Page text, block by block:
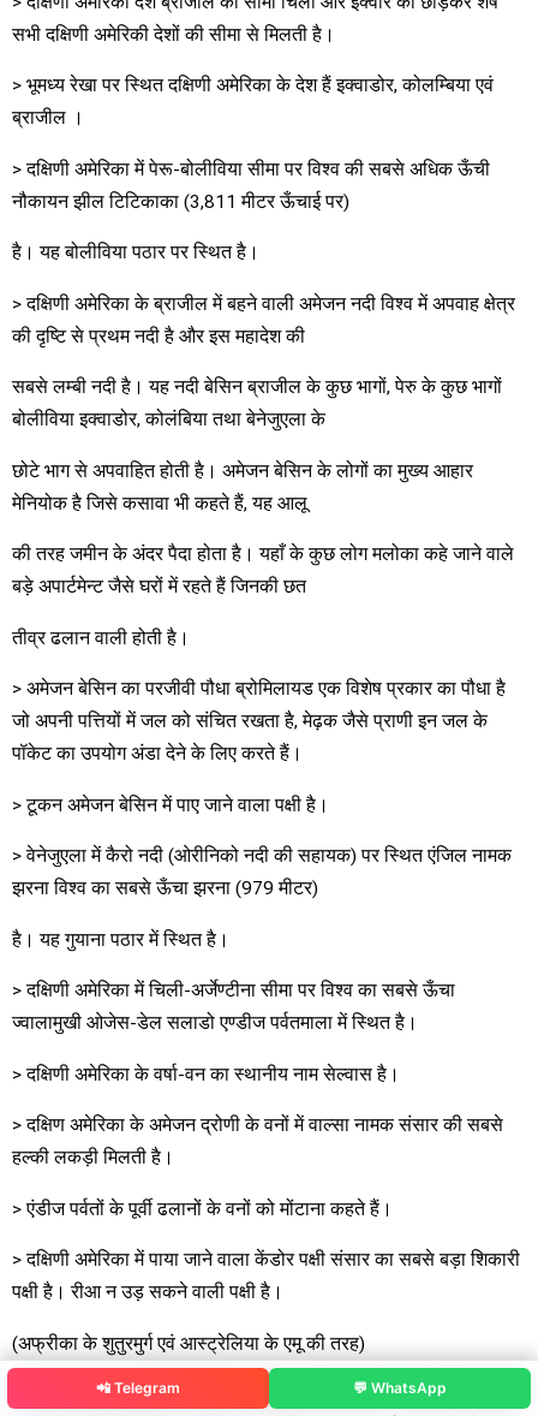
सभी दक्षिणी अमेरिकी देशों की सीमा से मिलती है।
> भूमध्य रेखा पर स्थित दक्षिणी अमेरिका के देश हैं इक्वाडोर, कोलम्बिया एवं
ब्राजील ।
> दक्षिणी अमेरिका में पेरू-बोलीविया सीमा पर विश्व की सबसे अधिक ऊँची
नौकायन झील टिटिकाका (3,811 मीटर ऊँचाई पर)
है। यह बोलीविया पठार पर स्थित है।
> दक्षिणी अमेरिका के ब्राजील में बहने वाली अमेजन नदी विश्व में अपवाह क्षेत्र
की दृष्टि से प्रथम नदी है और इस महादेश की
सबसे लम्बी नदी है। यह नदी बेसिन ब्राजील के कुछ भागों, पेरु के कुछ भागों
बोलीविया इक्वाडोर, कोलंबिया तथा बेनेजुएला के
छोटे भाग से अपवाहित होती है। अमेजन बेसिन के लोगों का मुख्य आहार
मेनियोक है जिसे कसावा भी कहते हैं, यह आलू
की तरह जमीन के अंदर पैदा होता है। यहाँ के कुछ लोग मलोका कहे जाने वाले
बड़े अपार्टमेन्ट जैसे घरों में रहते हैं जिनकी छत
तीव्र ढलान वाली होती है।
> अमेजन बेसिन का परजीवी पौधा ब्रोमिलायड एक विशेष प्रकार का पौधा है
जो अपनी पत्तियों में जल को संचित रखता है, मेढ़क जैसे प्राणी इन जल के
पॉकेट का उपयोग अंडा देने के लिए करते हैं।
> टूकन अमेजन बेसिन में पाए जाने वाला पक्षी है।
> वेनेजुएला में कैरो नदी (ओरीनिको नदी की सहायक) पर स्थित एंजिल नामक
झरना विश्व का सबसे ऊँचा झरना (979 मीटर)
है। यह गुयाना पठार में स्थित है।
> दक्षिणी अमेरिका में चिली-अर्जेण्टीना सीमा पर विश्व का सबसे ऊँचा
ज्वालामुखी ओजेस-डेल सलाडो एण्डीज पर्वतमाला में स्थित है।
> दक्षिणी अमेरिका के वर्षा-वन का स्थानीय नाम सेल्वास है।
> दक्षिण अमेरिका के अमेजन द्रोणी के वनों में वाल्सा नामक संसार की सबसे
हल्की लकड़ी मिलती है।
> एंडीज पर्वतों के पूर्वी ढलानों के वनों को मोंटाना कहते हैं।
> दक्षिणी अमेरिका में पाया जाने वाला केंडोर पक्षी संसार का सबसे बड़ा शिकारी
पक्षी है। रीआ न उड़ सकने वाली पक्षी है।
(अफ्रीका के शुतुरमुर्ग एवं आस्ट्रेलिया के एमू की तरह)
> प्यूमा एवं जगुआर दक्षिणी अमेरिका का शिकारी जानवर है। ये बंदरों तथा पेड़ों
📲 Telegram 💬 WhatsApp